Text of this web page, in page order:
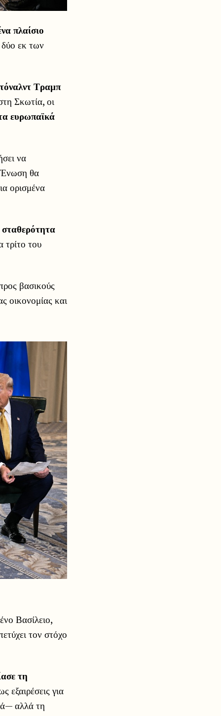
πλαίσιο
δύο εκ των
Τραμπ
Σκωτία, οι
ευρωπαϊκά
να
Ένωση θα
ορισμένα
σταθερότητα
τρίτο του
βασικούς
οικονομίας και
Βασίλειο,
τον στόχο
τη
εξαιρέσεις για
αλλά τη